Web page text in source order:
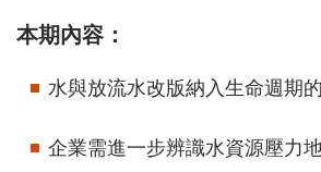
本期內容：
水與放流水改版納入生命週期的
企業需進一步辨識水資源壓力地